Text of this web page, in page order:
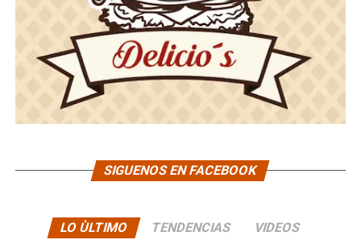
SIGUENOS EN FACEBOOK
LO ÙLTIMO TENDENCIAS VIDEOS